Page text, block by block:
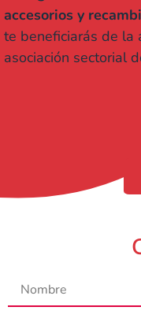
accesorios y
te beneficiarás de la
asociación sectorial